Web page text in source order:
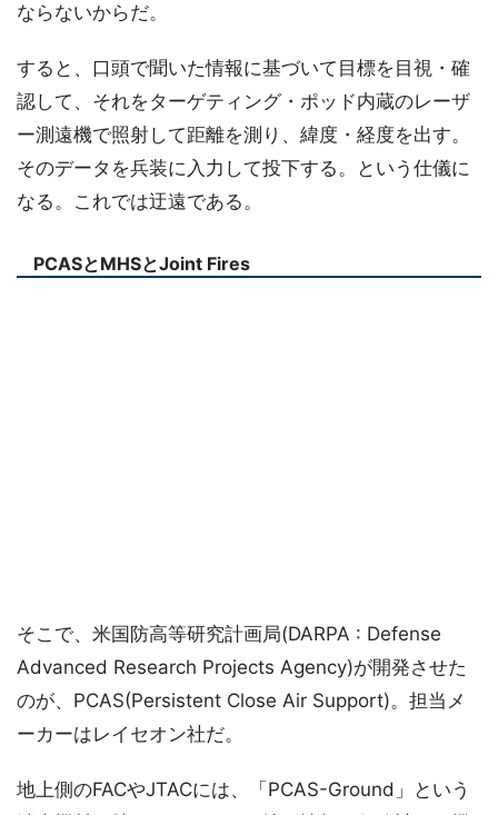
ならないからだ。
すると、口頭で聞いた情報に基づいて目標を目視・確
認して、それをターゲティング・ポッド内蔵のレーザ
ー測遠機で照射して距離を測り、緯度・経度を出す。
そのデータを兵装に入力して投下する。という仕儀に
なる。これでは迂遠である。
PCASとMHSとJoint Fires
そこで、米国防高等研究計画局(DARPA : Defense
Advanced Research Projects Agency)が開発させた
のが、PCAS(Persistent Close Air Support)。担当メ
ーカーはレイセオン社だ。
地上側のFACやJTACには、「PCAS-Ground」という